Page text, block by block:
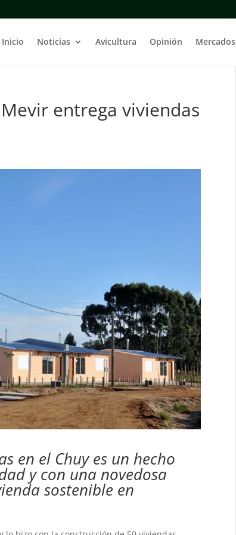
Inicio Noticias Avicultura Opinión Mercados
entrega viviendas
en el Chuy es un hecho
y con una novedosa
sostenible en